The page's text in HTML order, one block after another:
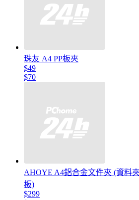
珠友 A4 PP板夾
$49
$70
AHOYE A4鋁合金文件夾 (資料
板)
$299